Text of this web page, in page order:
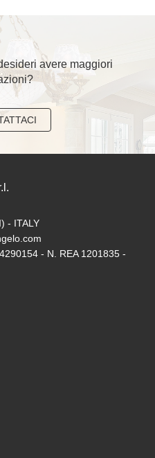
avere maggiori
- ITALY
- N. REA 1201835 -